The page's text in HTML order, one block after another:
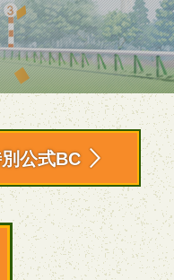
特別公式BC